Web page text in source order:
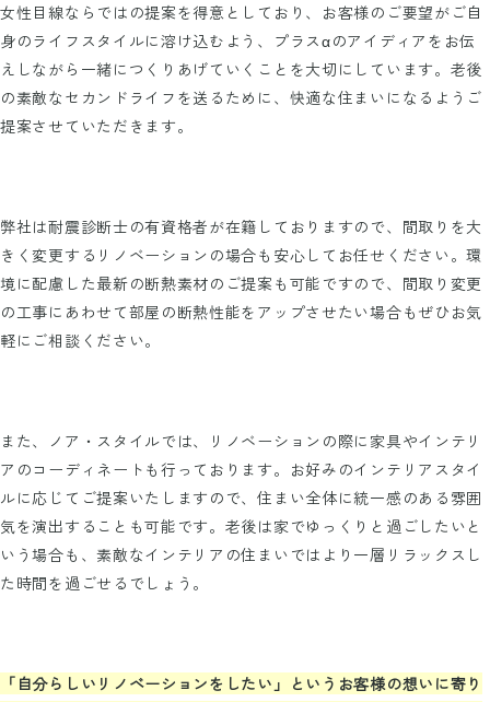
女性目線ならではの提案を得意としており、お客様のご要望がご自
身のライフスタイルに溶け込むよう、プラスαのアイディアをお伝
えしながら一緒につくりあげていくことを大切にしています。老後
の素敵なセカンドライフを送るために、快適な住まいになるようご
提案させていただきます。
弊社は耐震診断士の有資格者が在籍しておりますので、間取りを大
きく変更するリノベーションの場合も安心してお任せください。環
境に配慮した最新の断熱素材のご提案も可能ですので、間取り変更
の工事にあわせて部屋の断熱性能をアップさせたい場合もぜひお気
軽にご相談ください。
また、ノア・スタイルでは、リノベーションの際に家具やインテリ
アのコーディネートも行っております。お好みのインテリアスタイ
ルに応じてご提案いたしますので、住まい全体に統一感のある雰囲
気を演出することも可能です。老後は家でゆっくりと過ごしたいと
いう場合も、素敵なインテリアの住まいではより一層リラックスし
た時間を過ごせるでしょう。
「自分らしいリノベーションをしたい」というお客様の想いに寄り